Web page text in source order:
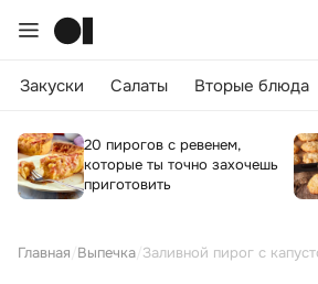
Закуски Салаты Вторые блюда
20 пирогов с ревенем,
которые ты точно захочешь
приготовить
Главная Выпечка